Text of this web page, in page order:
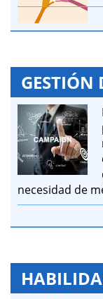
GESTIÓN
necesidad de